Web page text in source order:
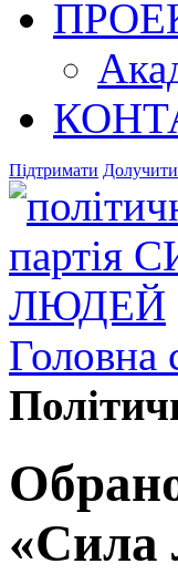
Підтримати
Головна
«Сила